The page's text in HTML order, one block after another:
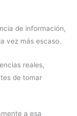
de información,
vez más escaso.
reales,
de tomar
a esa